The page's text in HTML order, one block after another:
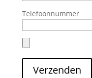
Telefoonnummer
Verzenden